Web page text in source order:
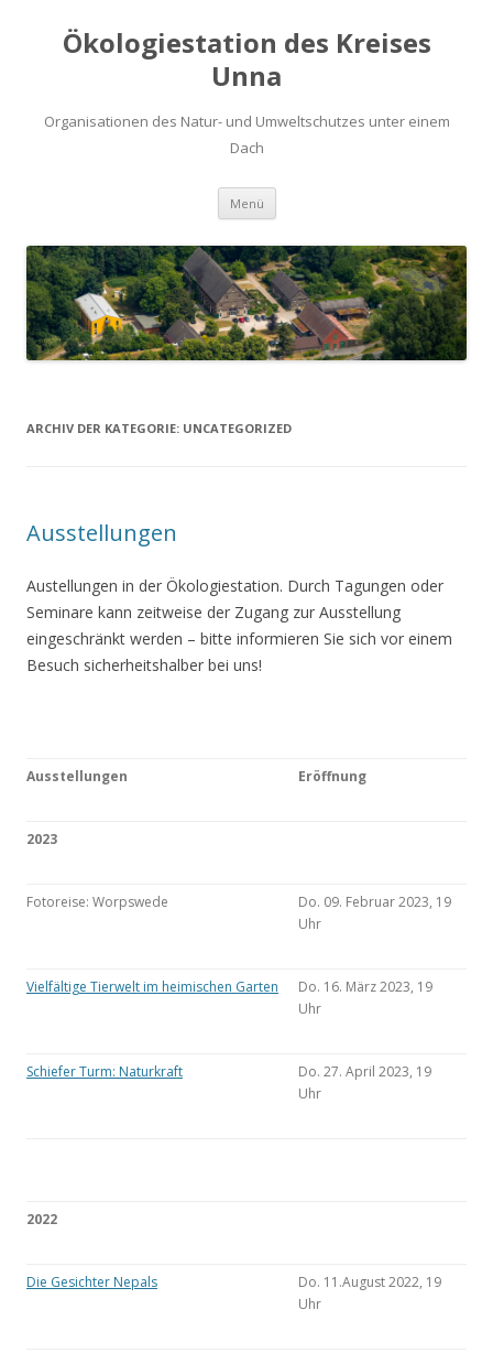
Ökologiestation des Kreises
Unna
Organisationen des Natur- und Umweltschutzes unter einem
Dach
Menü Zum
springen
ARCHIV DER KATEGORIE: UNCATEGORIZED
Ausstellungen
Austellungen in der Ökologiestation. Durch Tagungen oder
Seminare kann zeitweise der Zugang zur Ausstellung
eingeschränkt werden – bitte informieren Sie sich vor einem
Besuch sicherheitshalber bei uns!
Ausstellungen Eröffnung
2023
Fotoreise: Worpswede
Do. 09. Februar 2023, 19
Uhr
Vielfältige Tierwelt im heimischen Garten
Do. 16. März 2023, 19
Uhr
Schiefer Turm: Naturkraft
Do. 27. April 2023, 19
Uhr
2022
Die Gesichter Nepals
Do. 11.August 2022, 19
Uhr